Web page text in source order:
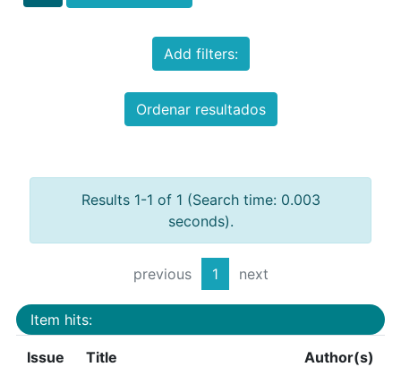
Add filters:
Ordenar resultados
Results 1-1 of 1 (Search time: 0.003
seconds).
previous 1 next
Item hits:
Issue
Title Author(s)